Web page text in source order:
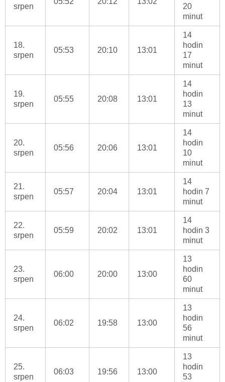
srpen
20
minut
18.
srpen
05:53 20:10 13:01
14
hodin
17
minut
19.
srpen
05:55 20:08 13:01
14
hodin
13
minut
20.
srpen
05:56 20:06 13:01
14
hodin
10
minut
21.
srpen
05:57 20:04 13:01
14
hodin 7
minut
22.
srpen
05:59 20:02 13:01
14
hodin 3
minut
23.
srpen
06:00 20:00 13:00
13
hodin
60
minut
24.
srpen
06:02 19:58 13:00
13
hodin
56
minut
25.
srpen
06:03 19:56 13:00
13
hodin
53